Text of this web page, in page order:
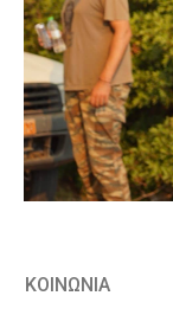
ΚΟΙΝΩΝΙΑ